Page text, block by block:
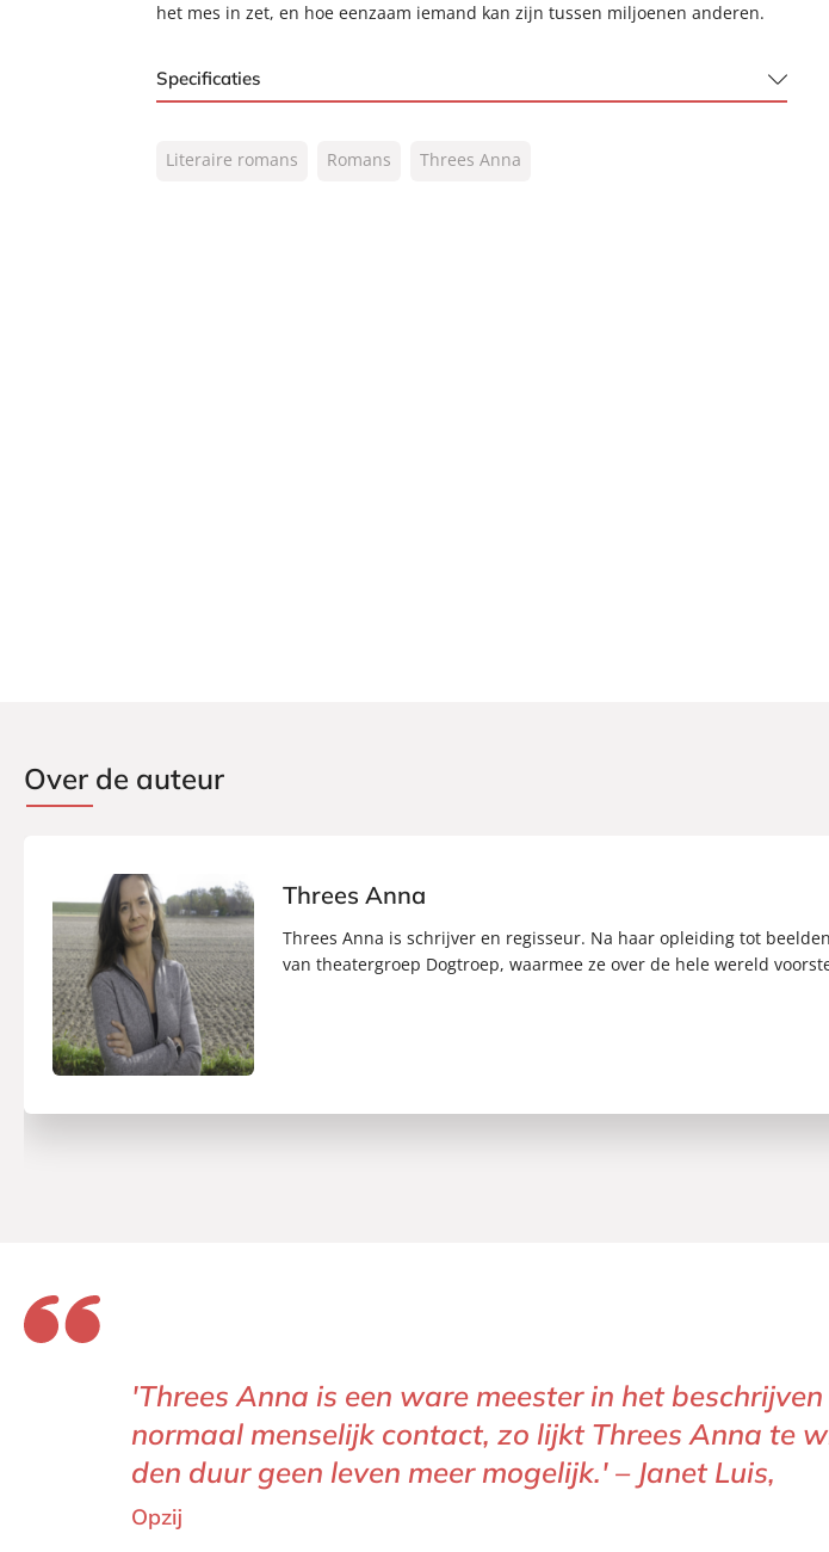
het mes in zet, en hoe eenzaam iemand kan zijn tussen miljoenen anderen.
Specificaties
NUR:
301
Literaire romans Romans Threes Anna
Over de auteur
Threes Anna
Threes Anna is schrijver en regisseur. Na haar opleiding tot
van theatergroep Dogtroep, waarmee ze over de hele wereld
'Threes Anna is een ware meester in het
normaal menselijk contact, zo lijkt Threes Anna te
den duur geen leven meer mogelijk.' – Janet Luis,
Opzij